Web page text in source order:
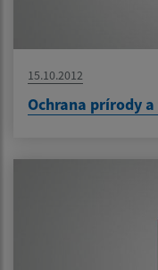
15.10.2012
Ochrana prírody